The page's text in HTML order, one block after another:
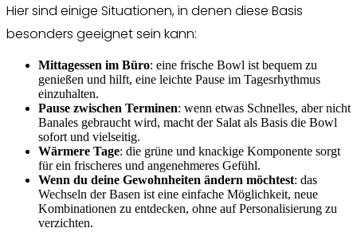
Hier sind einige Situationen, in denen diese Basis
besonders geeignet sein kann:
Mittagessen im Büro: eine frische Bowl ist bequem zu
genießen und hilft, eine leichte Pause im Tagesrhythmus
einzuhalten.
Pause zwischen Terminen: wenn etwas Schnelles, aber nicht
Banales gebraucht wird, macht der Salat als Basis die Bowl
sofort und vielseitig.
Wärmere Tage: die grüne und knackige Komponente sorgt
für ein frischeres und angenehmeres Gefühl.
Wenn du deine Gewohnheiten ändern möchtest: das
Wechseln der Basen ist eine einfache Möglichkeit, neue
Kombinationen zu entdecken, ohne auf Personalisierung zu
verzichten.